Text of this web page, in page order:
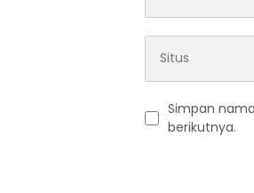
Simpan
berikutnya.